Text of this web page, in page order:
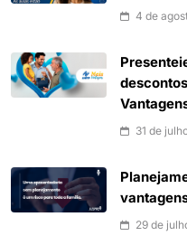
4 de
31 de
29 de